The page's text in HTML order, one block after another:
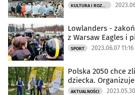
KULTURA I ROZRYWKA
Lowlanders -
z Warsaw Eagles i
SPORT 2023.06.07 11:16
Polska 2050 chce
dziecka.
AKTUALNOŚCI